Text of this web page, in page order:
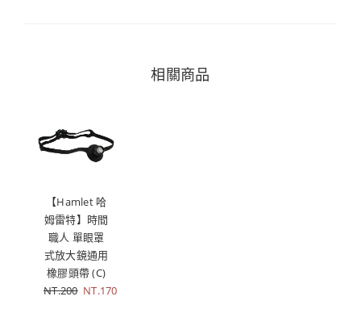
相關商品
【Hamlet 哈
姆雷特】時間
職人 單眼罩
式放大鏡通用
橡膠頭帶 (C)
NT.200 NT.170